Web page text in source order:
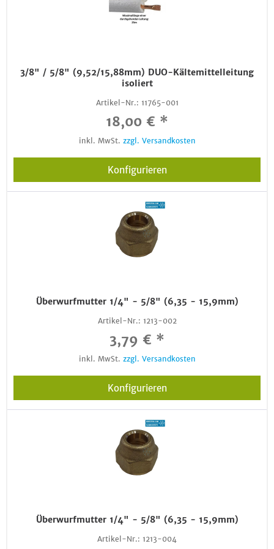
3/8" / 5/8" (9,52/15,88mm) DUO-Kältemittelleitung
isoliert
Artikel-Nr.: 11765-001
18,00 € *
inkl. MwSt. zzgl. Versandkosten
Konfigurieren
Überwurfmutter 1/4" - 5/8" (6,35 - 15,9mm)
Artikel-Nr.: 1213-002
3,79 € *
inkl. MwSt. zzgl. Versandkosten
Konfigurieren
Überwurfmutter 1/4" - 5/8" (6,35 - 15,9mm)
Artikel-Nr.: 1213-004